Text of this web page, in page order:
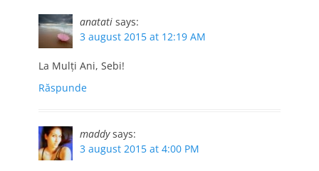
anatati says:
3 august 2015 at 12:19 AM
La Mulți Ani, Sebi!
Răspunde
maddy says:
3 august 2015 at 4:00 PM